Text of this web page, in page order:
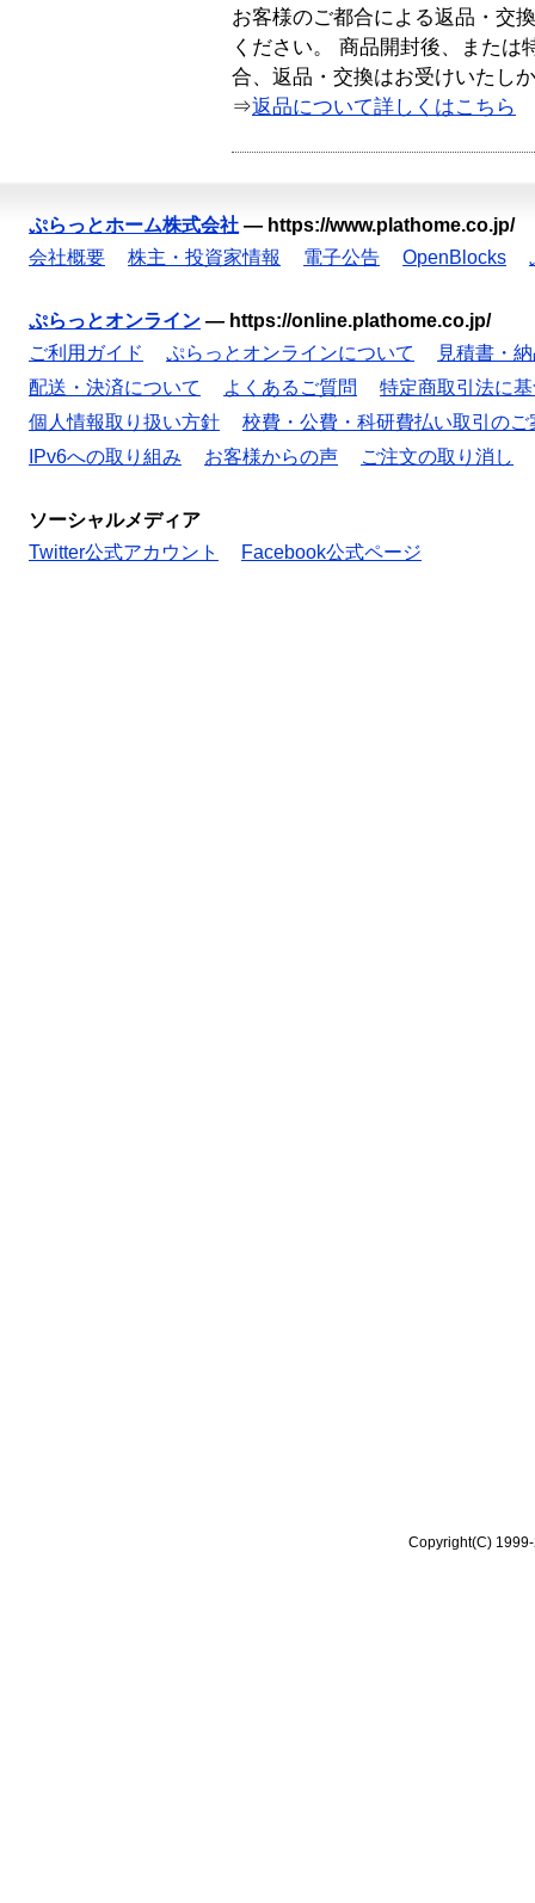
お客様のご都合による返品・交
ください。 商品開封後、または
合、返品・交換はお受けいたし
⇒返品について詳しくはこちら
ぷらっとホーム株式会社 — https://www.plathome.co.jp/
会社概要
株主・投資家情報 電子公告 OpenBlocks
ぷらっとオンライン — https://online.plathome.co.jp/
ご利用ガイド
ぷらっとオンラインについて
見積書・
配送・決済について
よくあるご質問
特定商取引法に
個人情報取り扱い方針
校費・公費・科研費払い取引のご
IPv6への取り組み
お客様からの声 ご注文の取り消し
ソーシャルメディア
Twitter公式アカウント
Facebook公式ページ
Copyright(C)